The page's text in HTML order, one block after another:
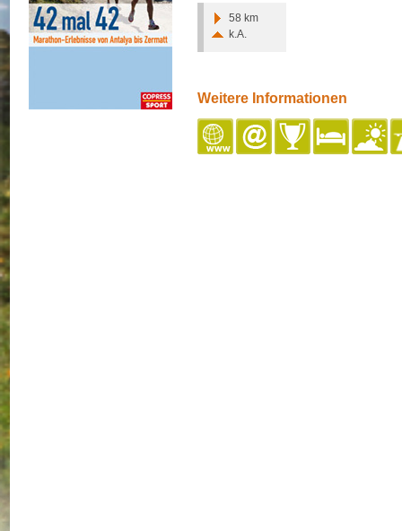
58 km
k.A.
Weitere Informationen